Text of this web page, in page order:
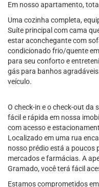
Em nosso apartamento,
Uma cozinha completa,
Suíte principal com cama
estar aconchegante com
condicionado frio/quente
para seu conforto e
gás para banhos
veículo.
O check-in e o check-out da
fácil e rápida em nossa
com acesso e
Localizado em uma rua
nosso prédio está a poucos
mercados e farmácias. A
Gramado, você terá fácil
Estamos comprometidos